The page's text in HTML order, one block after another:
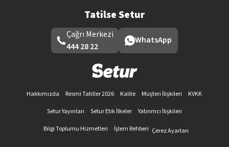
Tatilse Setur
Çağrı Merkezi
444 28 22
WhatsApp
Hakkımızda Resmi Tatiller 2026 Kalite Müşteri İlişkileri
KVKK
Setur Yayınları
Setur Etik İlkeler
Yatırımcı İlişkileri
Bilgi Toplumu Hizmetleri
İşlem Rehberi Çerez Ayarları